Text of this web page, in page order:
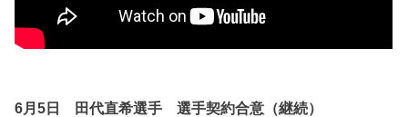
6月5日 田代直希選手 選手契約合意（継続）